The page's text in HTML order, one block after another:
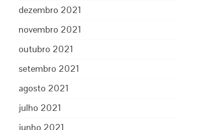
dezembro 2021
novembro 2021
outubro 2021
setembro 2021
agosto 2021
julho 2021
junho 2021